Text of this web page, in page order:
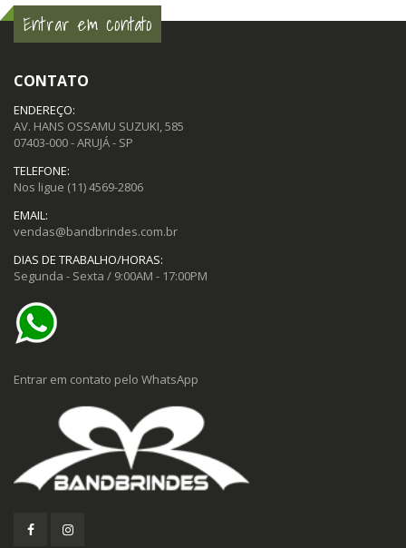
Entrar em contato
CONTATO
ENDEREÇO:
AV. HANS OSSAMU SUZUKI, 585
07403-000 - ARUJÁ - SP
TELEFONE:
Nos ligue (11) 4569-2806
EMAIL:
vendas@bandbrindes.com.br
DIAS DE TRABALHO/HORAS:
Segunda - Sexta / 9:00AM - 17:00PM
Entrar em contato pelo WhatsApp